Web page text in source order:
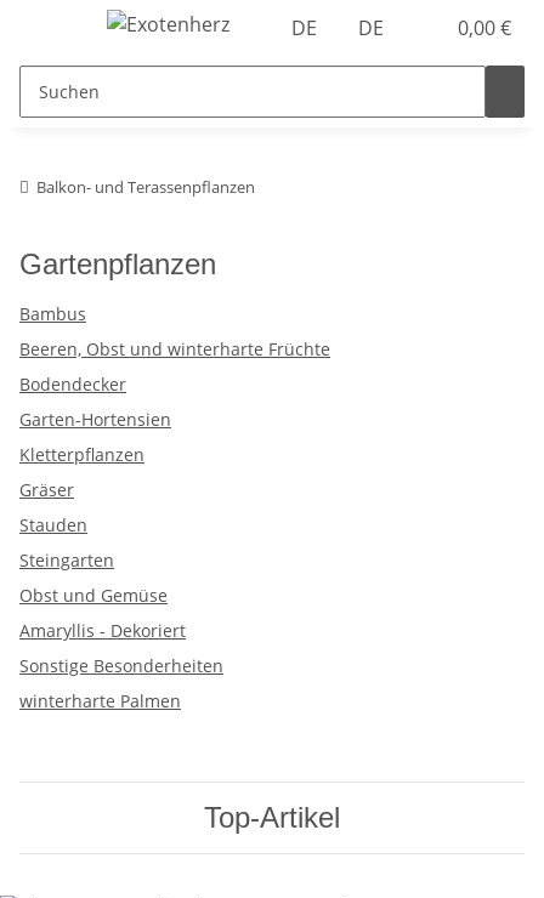
DE DE 0,00 €
Balkon- und Terassenpflanzen
Gartenpflanzen
Bambus
Beeren, Obst und winterharte Früchte
Bodendecker
Garten-Hortensien
Kletterpflanzen
Gräser
Stauden
Steingarten
Obst und Gemüse
Amaryllis - Dekoriert
Sonstige Besonderheiten
winterharte Palmen
Top-Artikel